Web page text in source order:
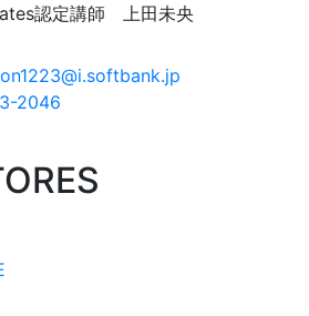
認定講師 上田未央
2046